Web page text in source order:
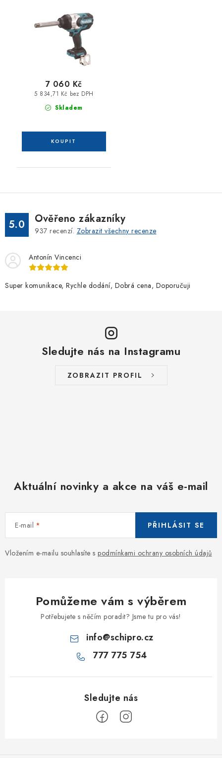
Z
Skladem
5 834,71 Kč bez DPH
7 060 Kč
5.0 Ověřeno zákazníky
937 recenzí. Zobrazit všechny recenze
Antonín Vincenci
Super komunikace, Rychle dodání, Dobrá cena, Doporučuji
Sledujte nás na Instagramu
ZOBRAZIT PROFIL
Aktuální novinky a akce na váš e-mail
E-mail
Vložením e-mailu souhlasíte s podmínkami ochrany osobních údajů
PŘIHLÁSIT SE
Pomůžeme vám s výběrem
Potřebujete s něčím poradit? Jsme tu pro vás!
info@schipro.cz
777 775 754